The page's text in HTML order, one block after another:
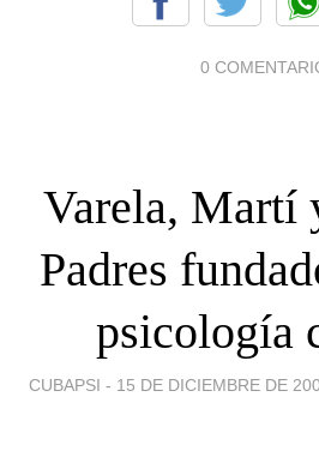
0
Varela, Martí
Padres
psicología
CUBAPSI - 15 DE DICIEMBRE DE